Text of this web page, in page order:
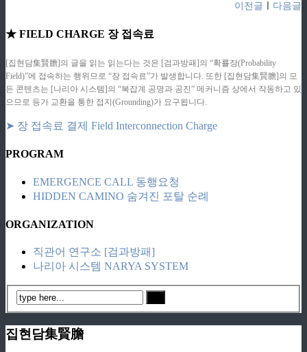
이전글 다음글
★ FIELD CHARGE 장 접속료
[집현담集賢膽]의 글을 읽는 읽는다는 것은 [검과방패]의 “확률장(Probability
Field)”에 접속하는 행위므로 “장 접속료”가 발생합니다. 또한 [집현담集賢膽]의 모
든 콘텐츠는 [나리아 시스템]의 “복잡계 공명과 공진” 메커니즘 상에서 작동하고 있
으므로 등가 교환을 통한 접지(Grounding)가 요구됩니다.
➤ 장 접속료 결제 Field Interconnection Charge
PROGRAM
EMERGENCE CALL 동행요청
HIDDEN CAMINO 숨겨진 포탈 순례
ORGANIZATION
직관어 연구소 [검과방패]
나리아 시스템 NARYA SYSTEM
집현담集賢膽